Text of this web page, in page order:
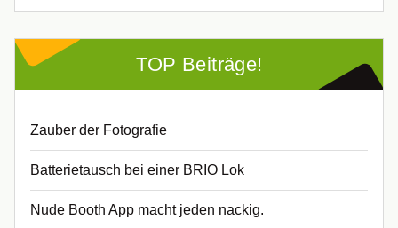
TOP Beiträge!
Zauber der Fotografie
Batterietausch bei einer BRIO Lok
Nude Booth App macht jeden nackig.